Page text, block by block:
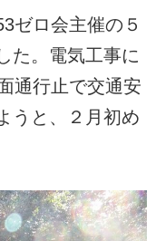
ゼロ会主催の５
た。電気工事に
通行止で交通安
うと、２月初め